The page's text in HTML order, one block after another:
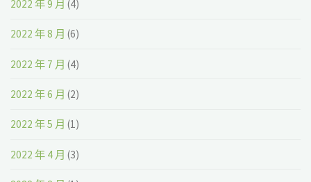
2022 年 9 月 (4)
2022 年 8 月 (6)
2022 年 7 月 (4)
2022 年 6 月 (2)
2022 年 5 月 (1)
2022 年 4 月 (3)